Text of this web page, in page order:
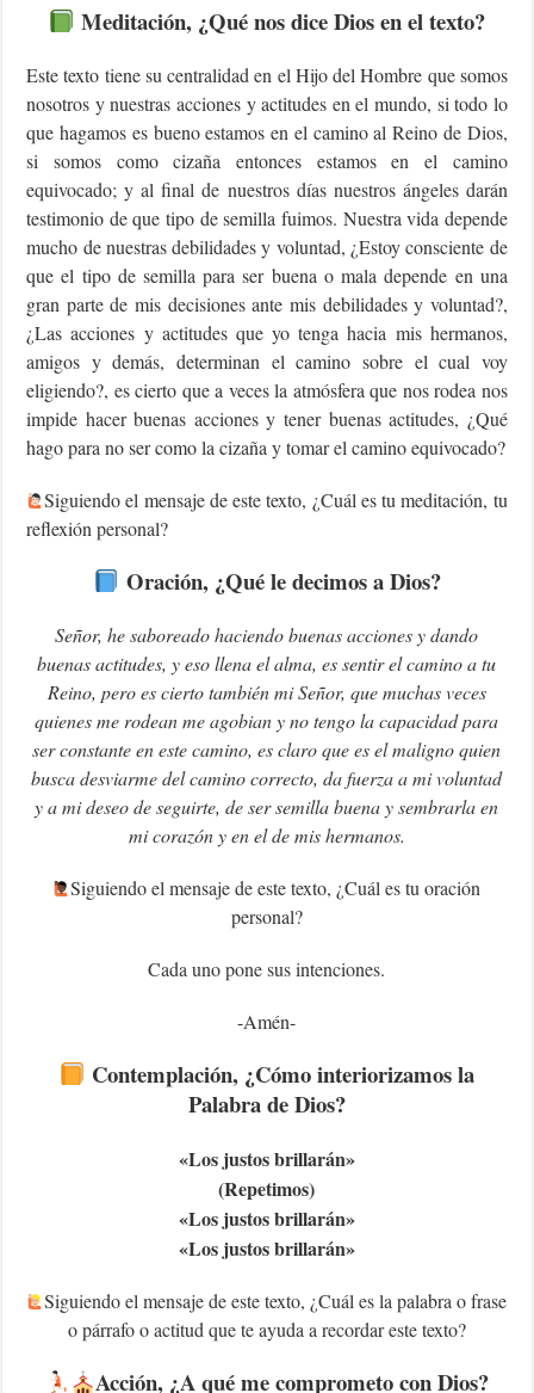
Meditación, ¿Qué nos dice Dios en el texto?
Este texto tiene su centralidad en el Hijo del Hombre que somos
nosotros y nuestras acciones y actitudes en el mundo, si todo lo
que hagamos es bueno estamos en el camino al Reino de Dios,
si somos como cizaña entonces estamos en el camino
equivocado; y al final de nuestros días nuestros ángeles darán
testimonio de que tipo de semilla fuimos. Nuestra vida depende
mucho de nuestras debilidades y voluntad, ¿Estoy consciente de
que el tipo de semilla para ser buena o mala depende en una
gran parte de mis decisiones ante mis debilidades y voluntad?,
¿Las acciones y actitudes que yo tenga hacia mis hermanos,
amigos y demás, determinan el camino sobre el cual voy
eligiendo?, es cierto que a veces la atmósfera que nos rodea nos
impide hacer buenas acciones y tener buenas actitudes, ¿Qué
hago para no ser como la cizaña y tomar el camino equivocado?
Siguiendo el mensaje de este texto, ¿Cuál es tu meditación, tu
reflexión personal?
Oración, ¿Qué le decimos a Dios?
Señor, he saboreado haciendo buenas acciones y dando
buenas actitudes, y eso llena el alma, es sentir el camino a tu
Reino, pero es cierto también mi Señor, que muchas veces
quienes me rodean me agobian y no tengo la capacidad para
ser constante en este camino, es claro que es el maligno quien
busca desviarme del camino correcto, da fuerza a mi voluntad
y a mi deseo de seguirte, de ser semilla buena y sembrarla en
mi corazón y en el de mis hermanos.
‍Siguiendo el mensaje de este texto, ¿Cuál es tu oración
personal?
Cada uno pone sus intenciones.
-Amén-
Contemplación, ¿Cómo interiorizamos la
Palabra de Dios?
«Los justos brillarán»
(Repetimos)
«Los justos brillarán»
«Los justos brillarán»
Siguiendo el mensaje de este texto, ¿Cuál es la palabra o frase
o párrafo o actitud que te ayuda a recordar este texto?
Acción, ¿A qué me comprometo con Dios?